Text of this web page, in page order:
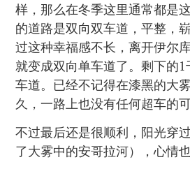
样，那么在冬季这里通常都是
的道路是双向双车道，平整，
过这种幸福感不长，离开伊尔
就变成双向单车道了。剩下的
车道。已经不记得在漆黑的大
久，一路上也没有任何超车的
不过最后还是很顺利，阳光穿
了大雾中的安哥拉河），心情